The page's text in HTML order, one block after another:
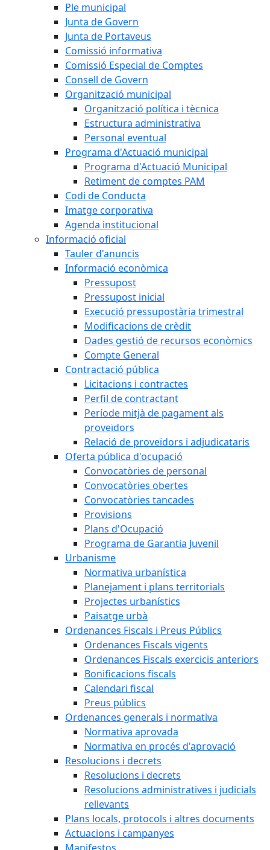
Ple municipal
Junta de Govern
Junta de Portaveus
Comissió informativa
Comissió Especial de Comptes
Consell de Govern
Organització municipal
Organització política i tècnica
Estructura administrativa
Personal eventual
Programa d'Actuació municipal
Programa d'Actuació Municipal
Retiment de comptes PAM
Codi de Conducta
Imatge corporativa
Agenda institucional
Informació oficial
Tauler d'anuncis
Informació econòmica
Pressupost
Pressupost inicial
Execució pressupostària trimestral
Modificacions de crèdit
Dades gestió de recursos econòmics
Compte General
Contractació pública
Licitacions i contractes
Perfil de contractant
Període mitjà de pagament als
proveïdors
Relació de proveïdors i adjudicataris
Oferta pública d'ocupació
Convocatòries de personal
Convocatòries obertes
Convocatòries tancades
Provisions
Plans d'Ocupació
Programa de Garantia Juvenil
Urbanisme
Normativa urbanística
Planejament i plans territorials
Projectes urbanístics
Paisatge urbà
Ordenances Fiscals i Preus Públics
Ordenances Fiscals vigents
Ordenances Fiscals exercicis anteriors
Bonificacions fiscals
Calendari fiscal
Preus públics
Ordenances generals i normativa
Normativa aprovada
Normativa en procés d'aprovació
Resolucions i decrets
Resolucions i decrets
Resolucions administratives i judicials
rellevants
Plans locals, protocols i altres documents
Actuacions i campanyes